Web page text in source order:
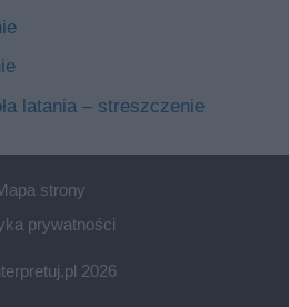
latania – streszczenie
strony
prywatności
2026